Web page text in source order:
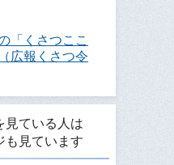
「くさつここ
広報くさつ令
見ている人は
も見ています